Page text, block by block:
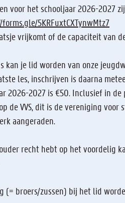
voor het schooljaar 2026-2027
5KRFuxtCXTynwMtz7
vrijkomt of de capaciteit van
kan je lid worden van onze
les, inschrijven is daarna
2026-2027 is €50. Inclusief in
de VVS, dit is de vereniging
aangeraden.
recht hebt op het voordelig
(= broers/zussen) bij het lid